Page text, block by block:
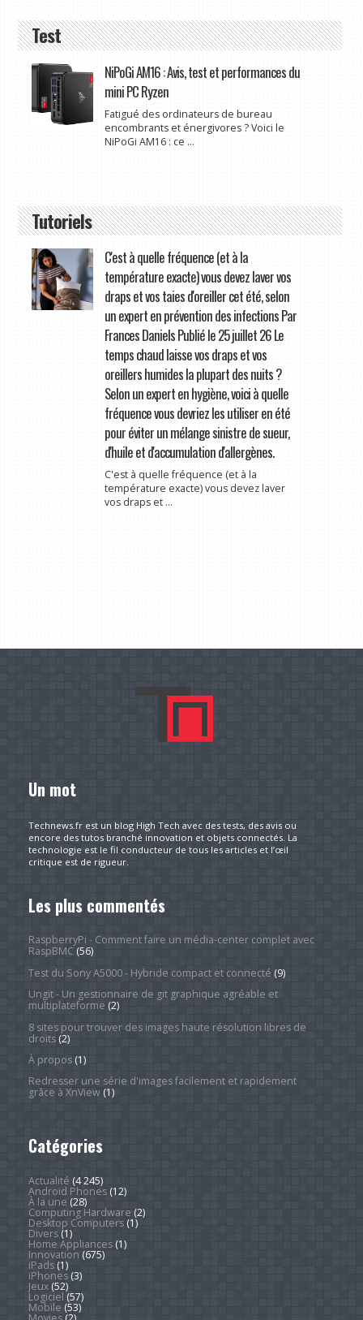
Test
NiPoGi AM16 : Avis, test et performances du
mini PC Ryzen
Fatigué des ordinateurs de bureau
encombrants et énergivores ? Voici le
NiPoGi AM16 : ce ...
Tutoriels
C'est à quelle fréquence (et à la
température exacte) vous devez laver vos
draps et vos taies d'oreiller cet été, selon
un expert en prévention des infections Par
Frances Daniels Publié le 25 juillet 26 Le
temps chaud laisse vos draps et vos
oreillers humides la plupart des nuits ?
Selon un expert en hygiène, voici à quelle
fréquence vous devriez les utiliser en été
pour éviter un mélange sinistre de sueur,
d'huile et d'accumulation d'allergènes.
C'est à quelle fréquence (et à la
température exacte) vous devez laver
vos draps et ...
Un mot
Technews.fr est un blog High Tech avec des tests, des avis ou
encore des tutos branché innovation et objets connectés. La
technologie est le fil conducteur de tous les articles et l’œil
critique est de rigueur.
Les plus commentés
RaspberryPi - Comment faire un média-center complet avec
RaspBMC(56)
Test du Sony A5000 - Hybride compact et connecté (9)
Ungit - Un gestionnaire de git graphique agréable et
multiplateforme (2)
8 sites pour trouver des images haute résolution libres de
droits(2)
À propos(1)
Redresser une série d'images facilement et rapidement
grâce à XnView(1)
Catégories
Actualité (4 245)
Android Phones(12)
À la une (28)
Computing Hardware (2)
Desktop Computers(1)
Divers(1)
Home Appliances(1)
Innovation (675)
iPads(1)
iPhones(3)
Jeux(52)
Logiciel (57)
Mobile (53)